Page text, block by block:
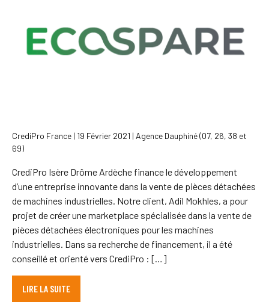
CrediPro France | 19 Février 2021 | Agence Dauphiné (07, 26, 38 et
69)
CrediPro Isère Drôme Ardèche finance le développement
d’une entreprise innovante dans la vente de pièces détachées
de machines industrielles. Notre client, Adil Mokhles, a pour
projet de créer une marketplace spécialisée dans la vente de
pièces détachées électroniques pour les machines
industrielles. Dans sa recherche de financement, il a été
conseillé et orienté vers CrediPro : […]
LIRE LA SUITE